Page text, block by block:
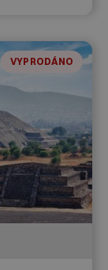
VYPRODÁNO